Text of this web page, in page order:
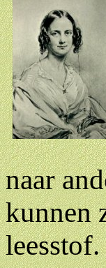
naar
kunnen
leesstof.